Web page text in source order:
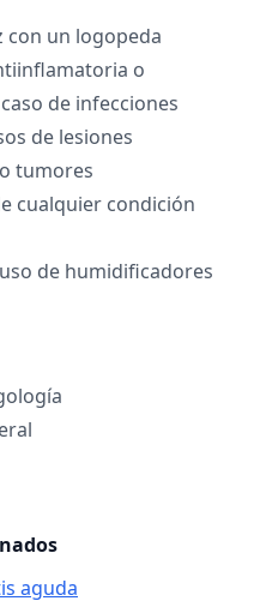
con un logopeda
o
de infecciones
de lesiones
tumores
cualquier condición
de humidificadores
aguda